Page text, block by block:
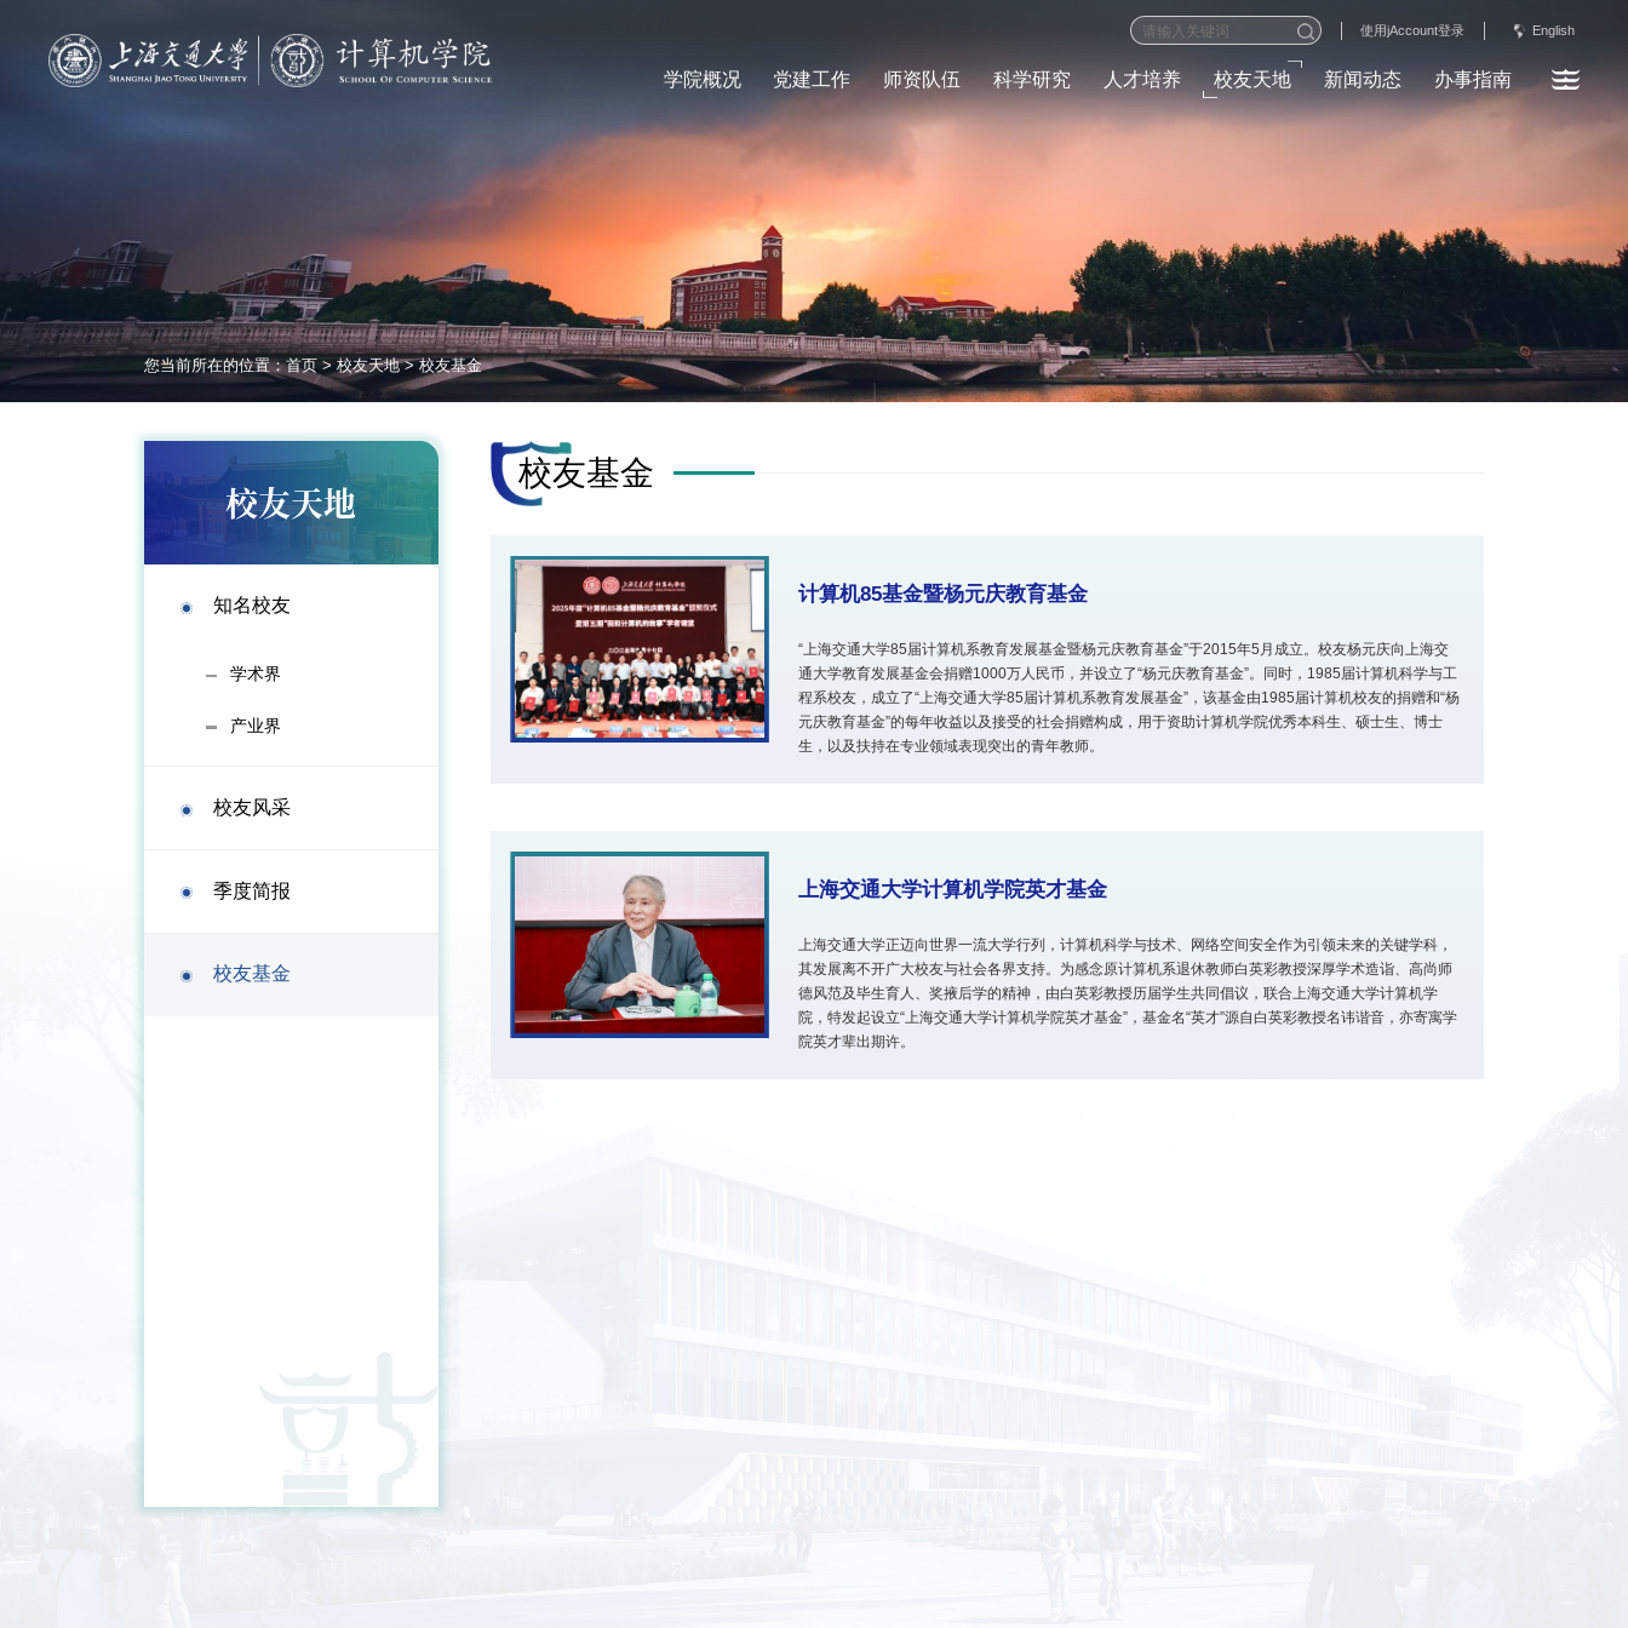
使用jAccount登录 English
学院概况 党建工作 师资队伍 科学研究 人才培养 校友天地 新闻动态 办事指南
您当前所在的位置：首页 > 校友天地>校友基金
校友天地
知名校友
学术界
产业界
校友风采
季度简报
校友基金
校友基金
计算机85基金暨杨元庆教育基金
“上海交通大学85届计算机系教育发展基金暨杨元庆教育基金”于2015年5月成立。校友杨元庆向上海交
通大学教育发展基金会捐赠1000万人民币，并设立了“杨元庆教育基金”。同时，1985届计算机科学与工
程系校友，成立了“上海交通大学85届计算机系教育发展基金”，该基金由1985届计算机校友的捐赠和“杨
元庆教育基金”的每年收益以及接受的社会捐赠构成，用于资助计算机学院优秀本科生、硕士生、博士
生，以及扶持在专业领域表现突出的青年教师。
上海交通大学计算机学院英才基金
上海交通大学正迈向世界一流大学行列，计算机科学与技术、网络空间安全作为引领未来的关键学科，
其发展离不开广大校友与社会各界支持。为感念原计算机系退休教师白英彩教授深厚学术造诣、高尚师
德风范及毕生育人、奖掖后学的精神，由白英彩教授历届学生共同倡议，联合上海交通大学计算机学
院，特发起设立“上海交通大学计算机学院英才基金”，基金名“英才”源自白英彩教授名讳谐音，亦寄寓学
院英才辈出期许。